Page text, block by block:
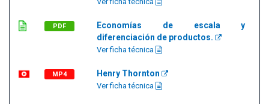
PDF
Economías de escala y
diferenciación de productos.
Ver ficha técnica
MP4 Henry Thornton
Ver ficha técnica